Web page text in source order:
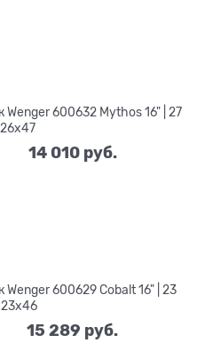
Wenger 600632 Mythos 16" | 27
14 010 руб.
Wenger 600629 Cobalt 16" | 23
15 289 руб.